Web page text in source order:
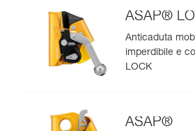
ASAP®
Anticaduta
imperdibile e
LOCK
ASAP®